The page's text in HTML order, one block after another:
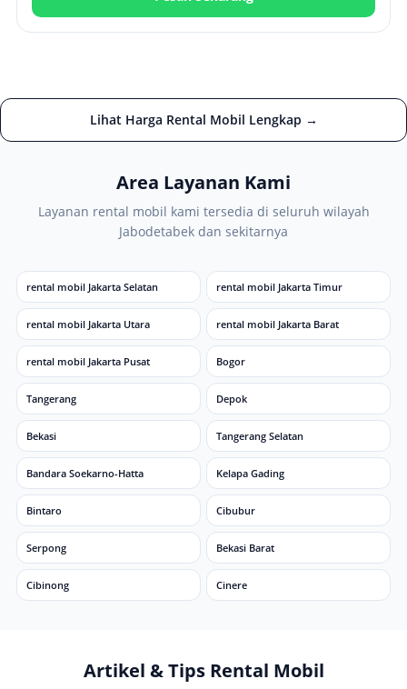
Lihat Harga Rental Mobil Lengkap →
Area Layanan Kami
Layanan rental mobil kami tersedia di seluruh wilayah
Jabodetabek dan sekitarnya
rental mobil Jakarta Selatan rental mobil Jakarta Timur
rental mobil Jakarta Utara rental mobil Jakarta Barat
rental mobil Jakarta Pusat Bogor
Tangerang Depok
Bekasi Tangerang Selatan
Bandara Soekarno-Hatta Kelapa Gading
Bintaro Cibubur
Serpong Bekasi Barat
Cibinong Cinere
Artikel & Tips Rental Mobil